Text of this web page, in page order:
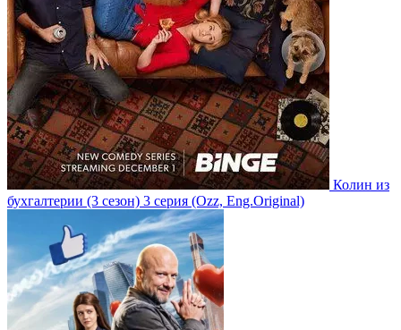
Колин из
бухгалтерии (3 сезон) 3 серия (Ozz, Eng.Original)